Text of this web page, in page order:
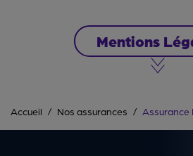
Mentions
Moto – IPSOS
* Soumis à condition
Accueil Nos assurances Assurance